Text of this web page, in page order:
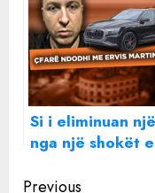
Si i eliminuan një
nga një shokët e
fati i tij ende
Previous